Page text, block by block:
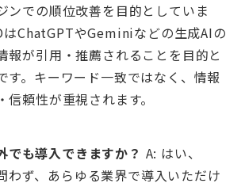
ンでの順位改善を目的としていま
はChatGPTやGeminiなどの生成AIの
報が引用・推薦されることを目的と
す。キーワード一致ではなく、情報
頼性が重視されます。
でも導入できますか？ A: はい、
ず、あらゆる業界で導入いただけ